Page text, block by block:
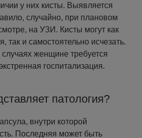
у них кисты. Выявляется
случайно, при плановом
на УЗИ. Кисты могут как
так и самостоятельно исчезать.
женщине требуется
госпитализация.
патология?
внутри которой
Последняя может быть